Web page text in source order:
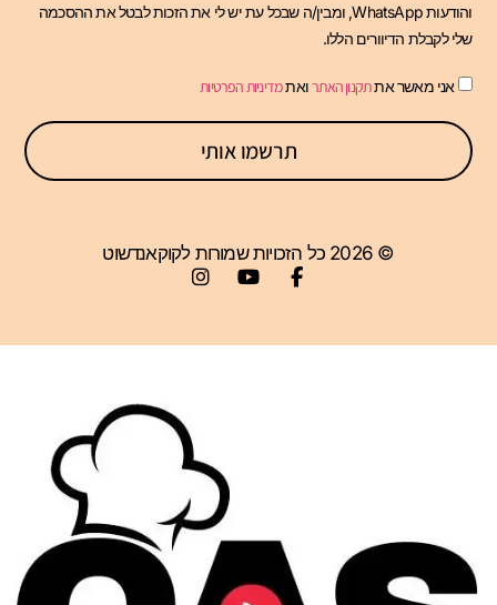
והודעות WhatsApp, ומבין/ה שבכל עת יש לי את הזכות לבטל את ההסכמה
שלי לקבלת הדיוורים הללו.
אני מאשר אתתקנון האתרואתמדיניות הפרטיות
תרשמו אותי
© 2026 כל הזכויות שמורות לקוקאנדשוט